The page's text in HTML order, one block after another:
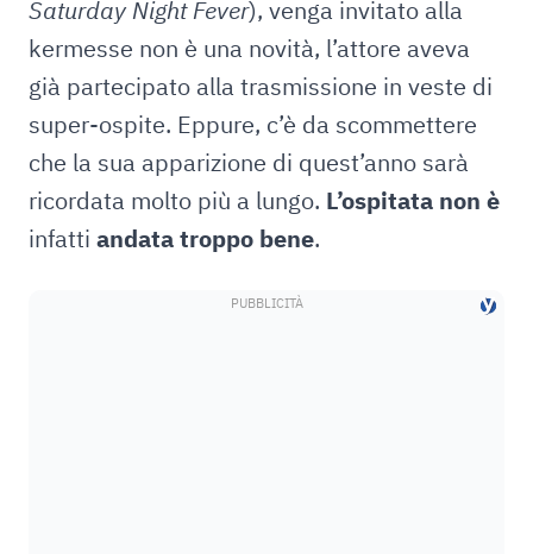
Saturday Night Fever), venga invitato alla
kermesse non è una novità, l’attore aveva
già partecipato alla trasmissione in veste di
super-ospite. Eppure, c’è da scommettere
che la sua apparizione di quest’anno sarà
ricordata molto più a lungo. L’ospitata non è
infatti andata troppo bene.